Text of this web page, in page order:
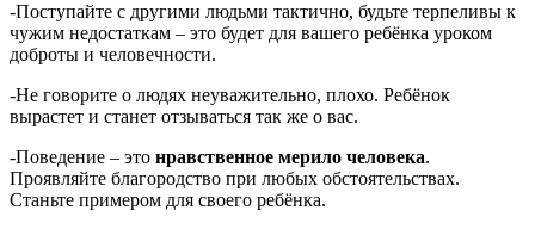
-Поступайте с другими людьми тактично, будьте терпеливы к
чужим недостаткам – это будет для вашего ребёнка уроком
доброты и человечности.
-Не говорите о людях неуважительно, плохо. Ребёнок
вырастет и станет отзываться так же о вас.
-Поведение – это нравственное мерило человека.
Проявляйте благородство при любых обстоятельствах.
Станьте примером для своего ребёнка.